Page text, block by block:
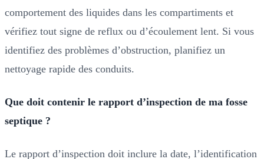
comportement des liquides dans les compartiments et
vérifiez tout signe de reflux ou d’écoulement lent. Si vous
identifiez des problèmes d’obstruction, planifiez un
nettoyage rapide des conduits.
Que doit contenir le rapport d’inspection de ma fosse
septique ?
Le rapport d’inspection doit inclure la date, l’identification